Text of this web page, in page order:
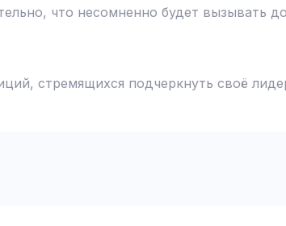
что несомненно будет вызывать
стремящихся подчеркнуть своё